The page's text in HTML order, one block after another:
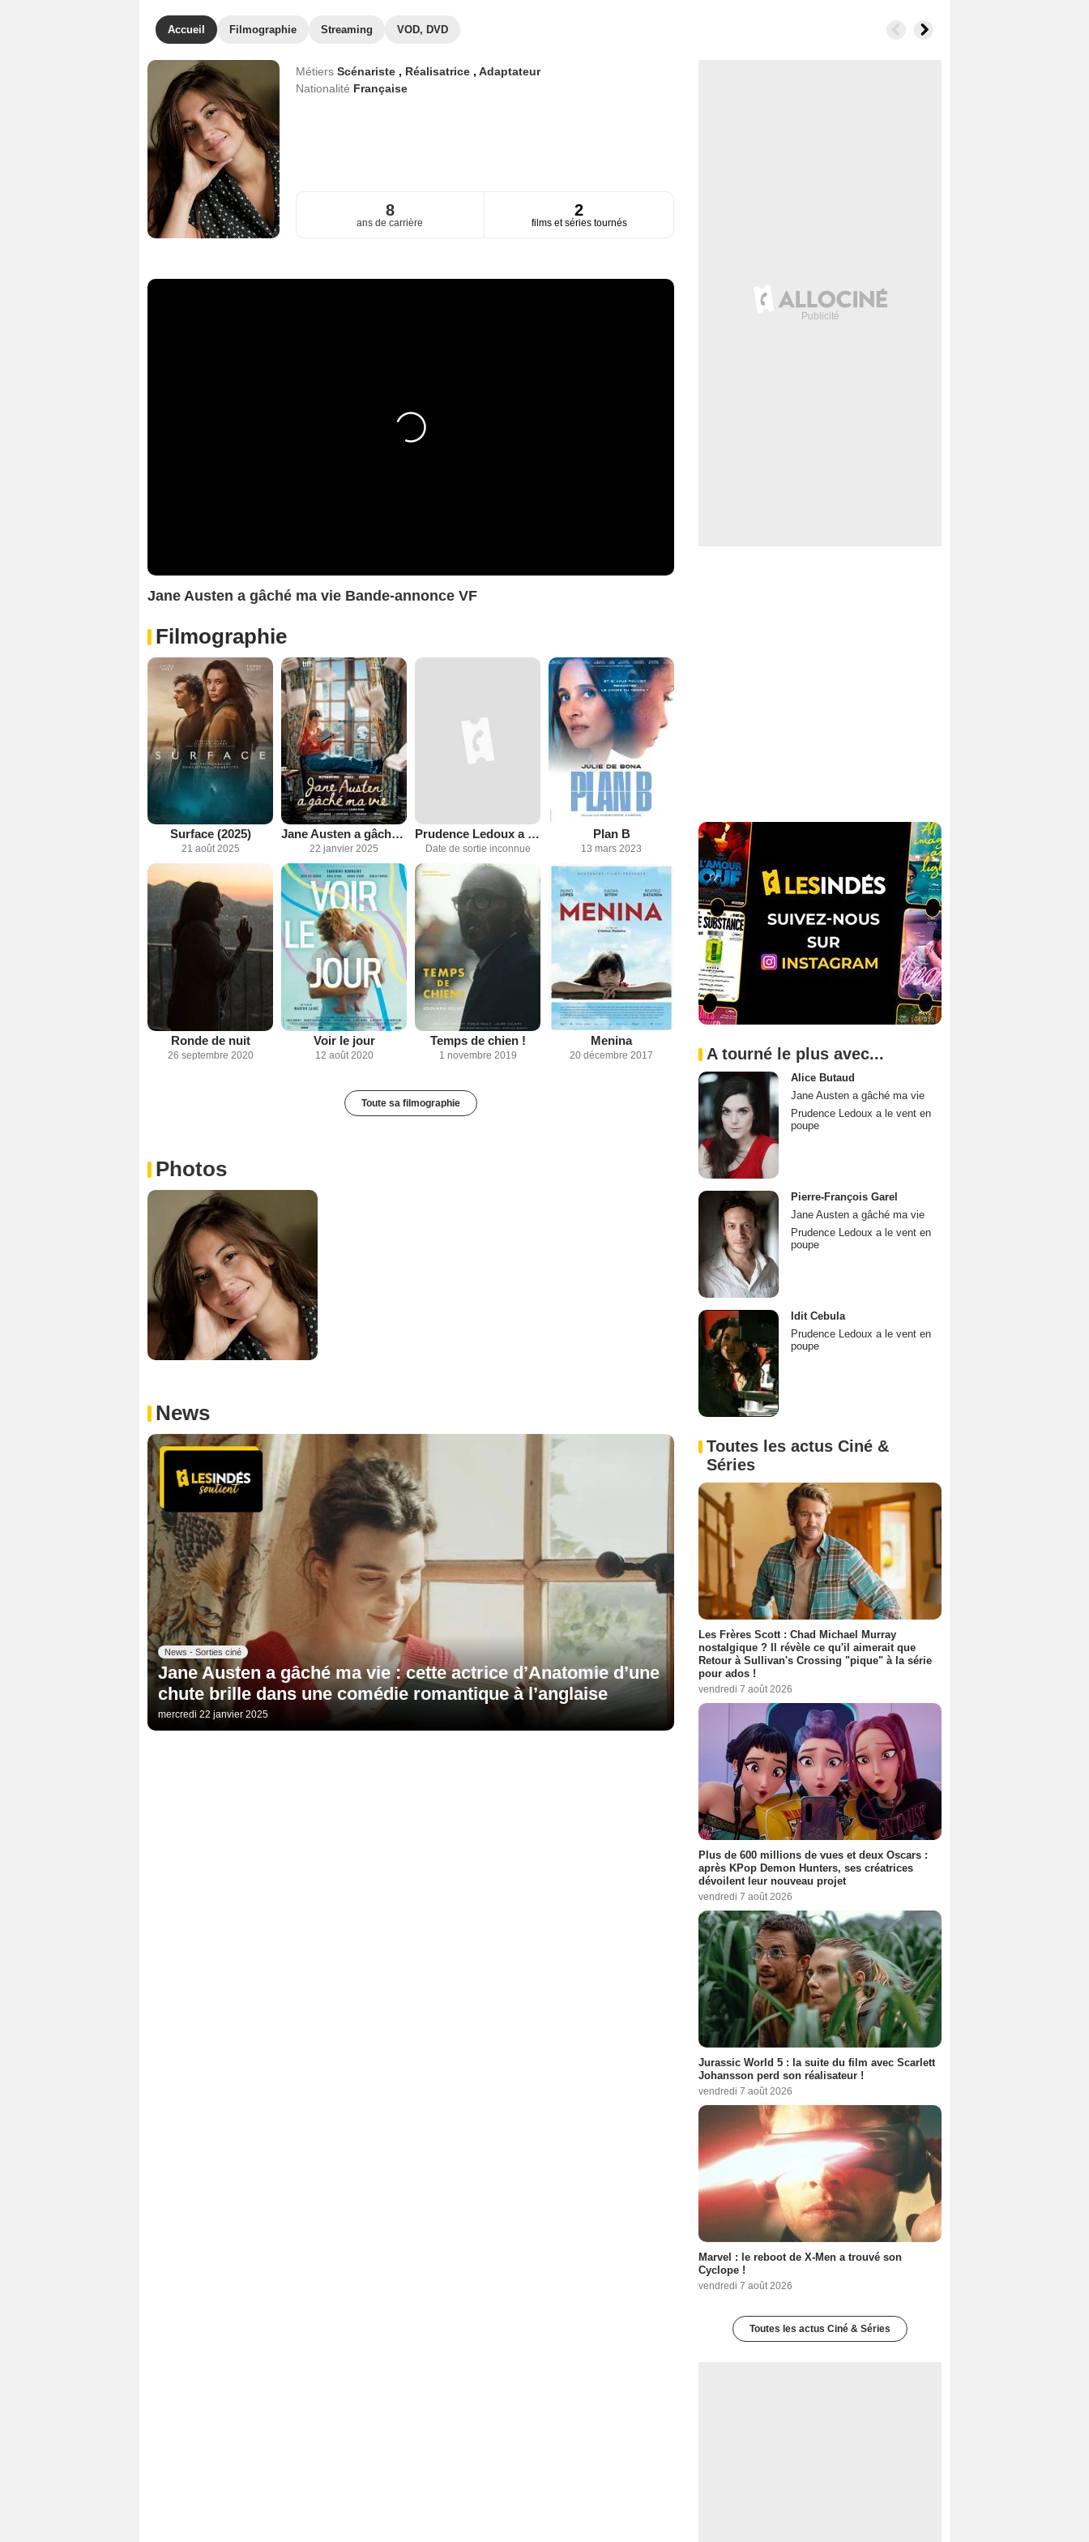
Accueil Filmographie Streaming VOD, DVD
Métiers Scénariste , Réalisatrice , Adaptateur
Nationalité Française
8
ans de carrière
2
films et séries tournés
Jane Austen a gâché ma vie Bande-annonce VF
Filmographie
Surface (2025)
21 août 2025
Jane Austen a gâché ma vie
22 janvier 2025
Prudence Ledoux a le vent en poupe
Date de sortie inconnue
Plan B
13 mars 2023
Ronde de nuit
26 septembre 2020
Voir le jour
12 août 2020
Temps de chien !
1 novembre 2019
Menina
20 décembre 2017
Toute sa filmographie
Photos
News
News - Sorties ciné
Jane Austen a gâché ma vie : cette actrice d’Anatomie d’une
chute brille dans une comédie romantique à l’anglaise
mercredi 22 janvier 2025
A tourné le plus avec...
Alice Butaud
Jane Austen a gâché ma vie
Prudence Ledoux a le vent en
poupe
Pierre-François Garel
Jane Austen a gâché ma vie
Prudence Ledoux a le vent en
poupe
Idit Cebula
Prudence Ledoux a le vent en
poupe
Toutes les actus Ciné &
Séries
Les Frères Scott : Chad Michael Murray
nostalgique ? Il révèle ce qu'il aimerait que
Retour à Sullivan's Crossing "pique" à la série
pour ados !
vendredi 7 août 2026
Plus de 600 millions de vues et deux Oscars :
après KPop Demon Hunters, ses créatrices
dévoilent leur nouveau projet
vendredi 7 août 2026
Jurassic World 5 : la suite du film avec Scarlett
Johansson perd son réalisateur !
vendredi 7 août 2026
Marvel : le reboot de X-Men a trouvé son
Cyclope !
vendredi 7 août 2026
Toutes les actus Ciné & Séries